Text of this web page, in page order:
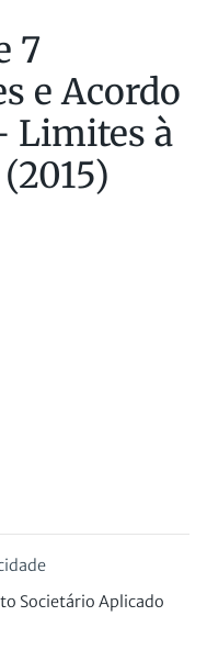
7
e Acordo
Limites à
Societário Aplicado